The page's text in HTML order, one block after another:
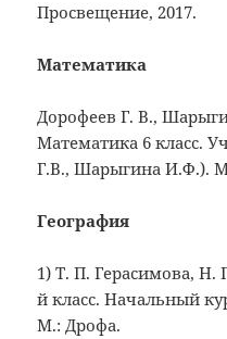
Просвещение, 2017.
Математика
Дорофеев Г. В.,
Математика 6 класс.
Г.В., Шарыгина И.Ф.).
География
1) Т. П. Герасимова, Н.
й класс. Начальный
М.: Дрофа.